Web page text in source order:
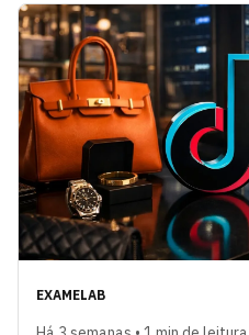
EXAMELAB